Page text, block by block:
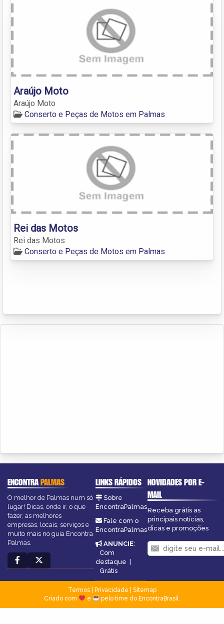
Araújo Moto
Araújo Moto
Conserto e Peças de Motos em Palmas
Rei das Motos
Rei das Motos
Conserto e Peças de Motos em Palmas
ENCONTRAPALMAS
O melhor de Palmas num só
lugar! Dicas, onde ir, o que
fazer, as melhores
empresas, locais, serviços e
muito mais no guia Encontra
Palmas.
LINKS RÁPIDOS
Sobre
EncontraPalmas
Fale com o
EncontraPalmas
ANUNCIE:
Com
destaque |
Grátis
NOVIDADES POR E-
MAIL
Receba grátis as
principais notícias,
dicas e promoções
Termos| Privacidade
Sitemap
Criado com
e pelo time do EncontraBrasil